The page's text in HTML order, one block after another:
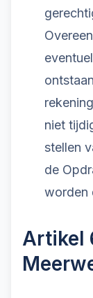
niet
stellen
de
worden
Artikel